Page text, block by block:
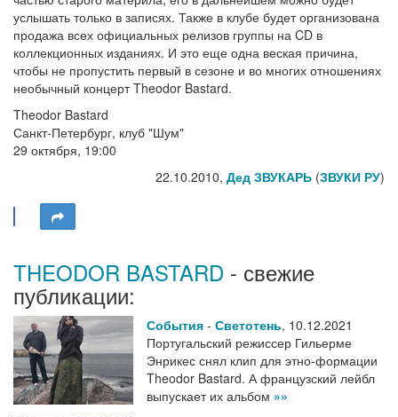
услышать только в записях. Также в клубе будет организована
продажа всех официальных релизов группы на CD в
коллекционных изданиях. И это еще одна веская причина,
чтобы не пропустить первый в сезоне и во многих отношениях
необычный концерт Theodor Bastard.
Theodor Bastard
Санкт-Петербург, клуб "Шум"
29 октября, 19:00
22.10.2010, Дед ЗВУКАРЬ (ЗВУКИ РУ)
THEODOR BASTARD - свежие
публикации:
События - Светотень, 10.12.2021
Португальский режиссер Гильерме
Энрикес снял клип для этно-формации
Theodor Bastard. А французский лейбл
выпускает их альбом »»